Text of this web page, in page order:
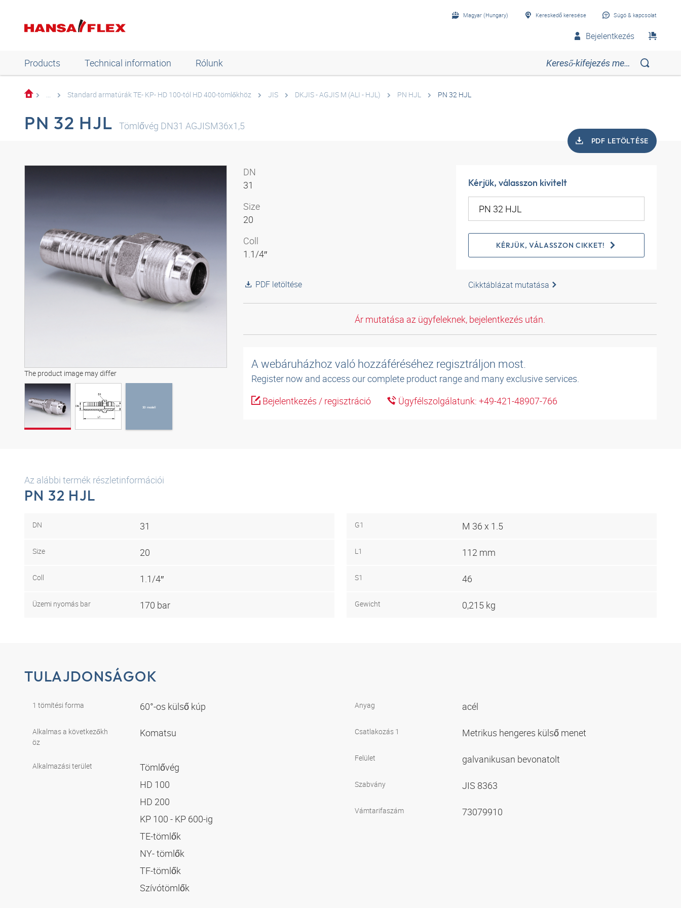
Magyar (Hungary) Kereskedő keresése Súgó & kapcsolat
Bejelentkezés
Products Technical information Rólunk
... Standard armatúrák TE- KP- HD 100-tól HD 400-tömlőkhöz JIS DKJIS - AGJIS M (ALI - HJL) PN HJL PN 32 HJL
PN 32 HJL Tömlővég DN31 AGJISM36x1,5
PDF LETÖLTÉSE
The product image may differ
3D modell
3D modell
DN
31
Size
20
Coll
1.1/4″
PDF letöltése
Kérjük, válasszon kivitelt
KÉRJÜK, VÁLASSZON CIKKET!
Cikktáblázat mutatása
Ár mutatása az ügyfeleknek, bejelentkezés után.
A webáruházhoz való hozzáféréséhez regisztráljon most.
Register now and access our complete product range and many exclusive services.
Bejelentkezés / regisztráció
Ügyfélszolgálatunk: +49-421-48907-766
Az alábbi termék részletinformációi
PN 32 HJL
DN 31
Size 20
Coll 1.1/4″
Üzemi nyomás bar 170 bar
G1 M 36 x 1.5
L1 112 mm
S1 46
Gewicht 0,215 kg
TULAJDONSÁGOK
1 tömítési forma 60°-os külső kúp
Alkalmas a következőkh
öz
Komatsu
Alkalmazási terület
Tömlővég
HD 100
HD 200
KP 100 - KP 600-ig
TE-tömlők
NY- tömlők
TF-tömlők
Szívótömlők
Anyag acél
Csatlakozás 1 Metrikus hengeres külső menet
Felület galvanikusan bevonatolt
Szabvány JIS 8363
Vámtarifaszám 73079910